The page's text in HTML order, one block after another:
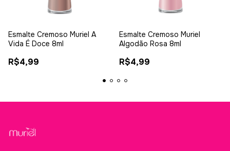
Esmalte Cremoso Muriel A
Vida É Doce 8ml
R$4,99
Esmalte Cremoso Muriel
Algodão Rosa 8ml
R$4,99